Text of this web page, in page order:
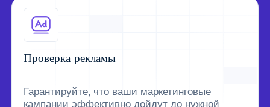
Проверка рекламы
Гарантируйте, что ваши маркетинговые
кампании эффективно дойдут до нужной